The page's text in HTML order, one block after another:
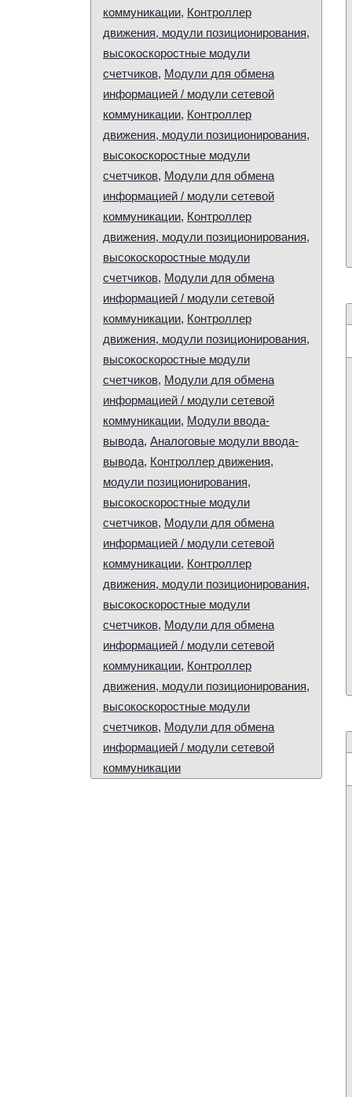
коммуникации, Контроллер
движения, модули позиционирования,
высокоскоростные модули
счетчиков, Модули для обмена
информацией / модули сетевой
коммуникации, Контроллер
движения, модули позиционирования,
высокоскоростные модули
счетчиков, Модули для обмена
информацией / модули сетевой
коммуникации, Контроллер
движения, модули позиционирования,
высокоскоростные модули
счетчиков, Модули для обмена
информацией / модули сетевой
коммуникации, Контроллер
движения, модули позиционирования,
высокоскоростные модули
счетчиков, Модули для обмена
информацией / модули сетевой
коммуникации, Модули ввода-
вывода, Аналоговые модули ввода-
вывода, Контроллер движения,
модули позиционирования,
высокоскоростные модули
счетчиков, Модули для обмена
информацией / модули сетевой
коммуникации, Контроллер
движения, модули позиционирования,
высокоскоростные модули
счетчиков, Модули для обмена
информацией / модули сетевой
коммуникации, Контроллер
движения, модули позиционирования,
высокоскоростные модули
счетчиков, Модули для обмена
информацией / модули сетевой
коммуникации